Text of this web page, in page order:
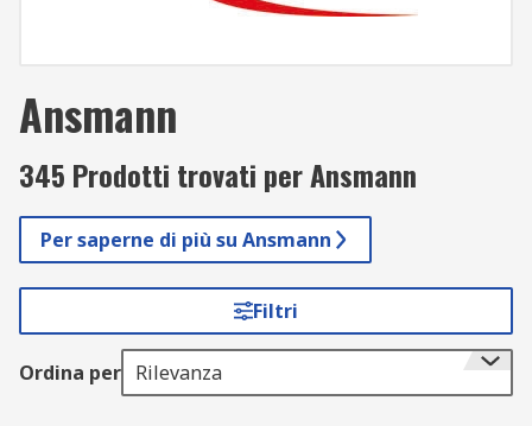
Ansmann
345 Prodotti trovati per Ansmann
Per saperne di più su Ansmann
Filtri
Ordina per Rilevanza